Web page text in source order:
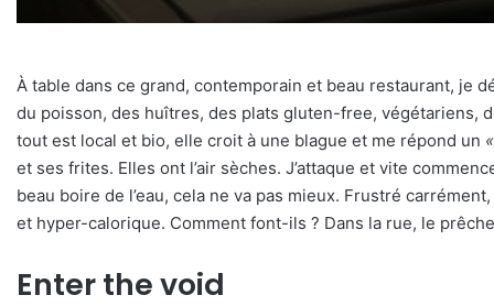
À table dans ce grand, contemporain et beau restaurant, je
du poisson, des huîtres, des plats gluten-free, végétariens,
tout est local et bio, elle croit à une blague et me répond un
et ses frites. Elles ont l’air sèches. J’attaque et vite
beau boire de l’eau, cela ne va pas mieux. Frustré
et hyper-calorique. Comment font-ils ? Dans la rue, le
Enter the void